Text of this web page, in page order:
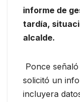
informe de
tardía,
alcalde.
Ponce
solicitó un
incluyera